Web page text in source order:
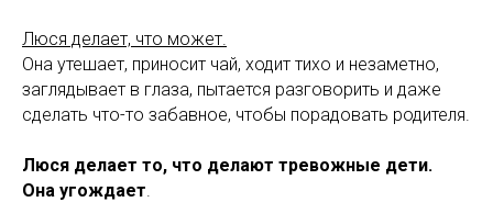
Люся делает, что может.
Она утешает, приносит чай, ходит тихо и незаметно,
заглядывает в глаза, пытается разговорить и даже
сделать что-то забавное, чтобы порадовать родителя.
Люся делает то, что делают тревожные дети.
Она угождает